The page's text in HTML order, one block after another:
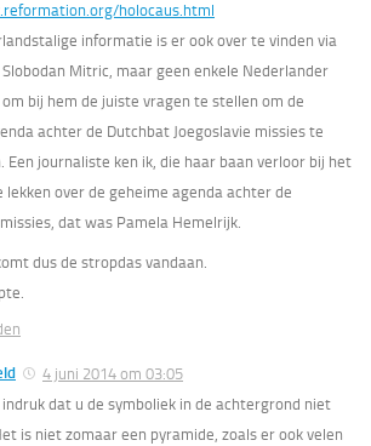
holocaus.html
informatie is er ook over te vinden via
Slobodan Mitric, maar geen enkele Nederlander
bij hem de juiste vragen te stellen om de
achter de Dutchbat Joegoslavie missies te
Een journaliste ken ik, die haar baan verloor bij het
lekken over de geheime agenda achter de
dat was Pamela Hemelrijk.
dus de stropdas vandaan.
4 juni 2014 om 03:05
indruk dat u de symboliek in de achtergrond niet
is niet zomaar een pyramide, zoals er ook velen